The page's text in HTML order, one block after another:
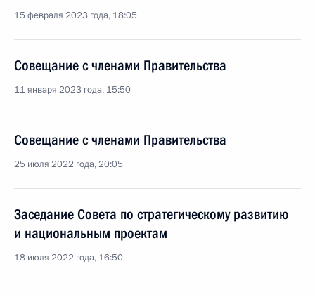
15 февраля 2023 года, 18:05
Совещание с членами Правительства
11 января 2023 года, 15:50
Совещание с членами Правительства
25 июля 2022 года, 20:05
Заседание Совета по стратегическому развитию
и национальным проектам
18 июля 2022 года, 16:50